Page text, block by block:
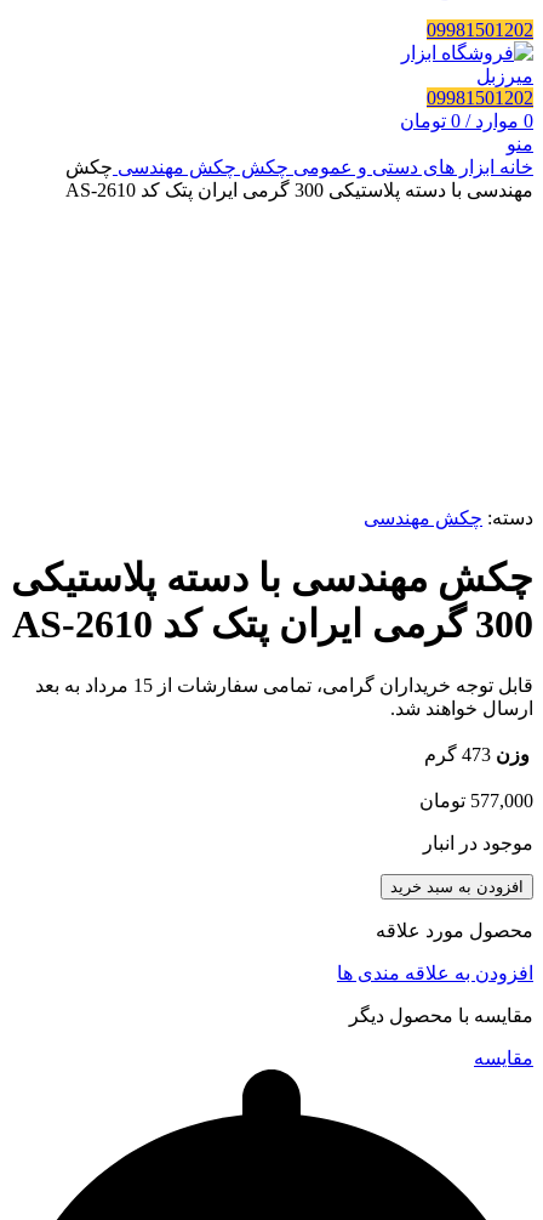
09981501202
09981501202
0 موارد /
0 تومان
منو
خانه ابزار های دستی و عمومی چکش چکش مهندسی چکش
مهندسی با دسته پلاستیکی 300 گرمی ایران پتک کد AS-2610
دسته: چکش مهندسی
چکش مهندسی با دسته پلاستیکی
300 گرمی ایران پتک کد AS-2610
قابل توجه خریداران گرامی، تمامی سفارشات از 15 مرداد به بعد
ارسال خواهند شد.
وزن 473 گرم
577,000 تومان
موجود در انبار
افزودن به سبد خرید
محصول مورد علاقه
افزودن به علاقه مندی ها
مقایسه با محصول دیگر
مقایسه